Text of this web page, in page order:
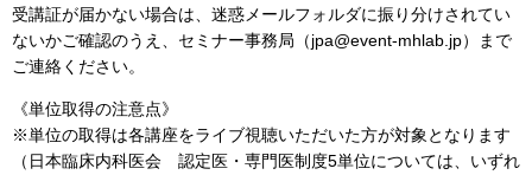
受講証が届かない場合は、迷惑メールフォルダに振り分けされてい
ないかご確認のうえ、セミナー事務局（jpa@event-mhlab.jp）まで
ご連絡ください。
《単位取得の注意点》
※単位の取得は各講座をライブ視聴いただいた方が対象となります
（日本臨床内科医会 認定医・専門医制度5単位については、いずれ